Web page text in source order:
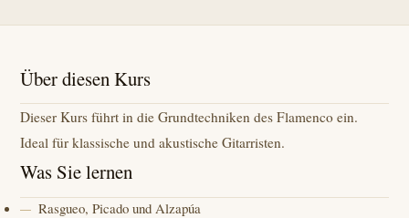
Über diesen Kurs
Dieser Kurs führt in die Grundtechniken des Flamenco ein.
Ideal für klassische und akustische Gitarristen.
Was Sie lernen
Rasgueo, Picado und Alzapúa